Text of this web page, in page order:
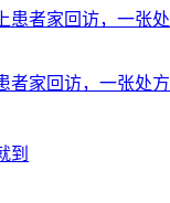
者家回访，一张处